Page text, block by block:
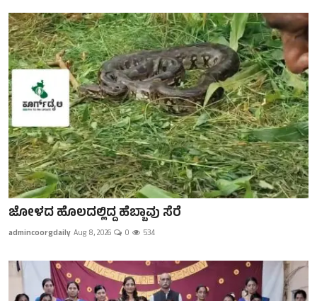
ಜೋಳದ ಹೊಲದಲ್ಲಿದ್ದ ಹೆಬ್ಬಾವು ಸೆರೆ
admincoorgdaily Aug 8, 2026 0 534